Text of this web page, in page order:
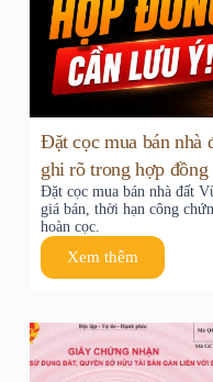
Đặt cọc mua bán nhà
ghi rõ trong hợp đồng
Đặt cọc mua bán nhà đất
giá bán, thời hạn công
hoàn cọc.
Xem thêm